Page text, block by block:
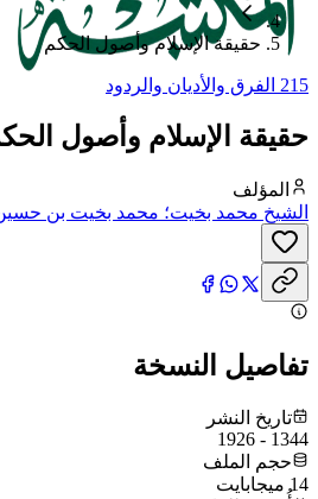
حقيقة الإسلام وأصول الحكم
215 الفرق والأديان والردود
حقيقة الإسلام وأصول
المؤلف
الشيخ محمد بخيت؛ محمد بخيت بن
تفاصيل النسخة
تاريخ النشر
1344 - 1926
حجم الملف
14 ميجابايت